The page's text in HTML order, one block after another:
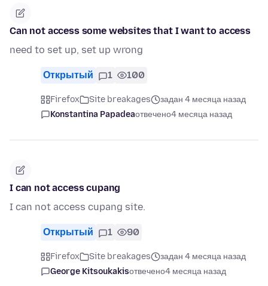
Can not access some websites that I want to access
need to set up, set up wrong
Открытый 1 100
Firefox Site breakages
задан 4 месяца назад
Konstantina Papadeaотвечено4 месяца назад
I can not access cupang
I can not access cupang site.
Открытый 1 90
Firefox Site breakages
задан 4 месяца назад
George Kitsoukakisотвечено4 месяца назад